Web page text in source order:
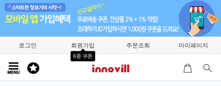
로그인 회원가입
6종 쿠폰
주문조회 마이페이지